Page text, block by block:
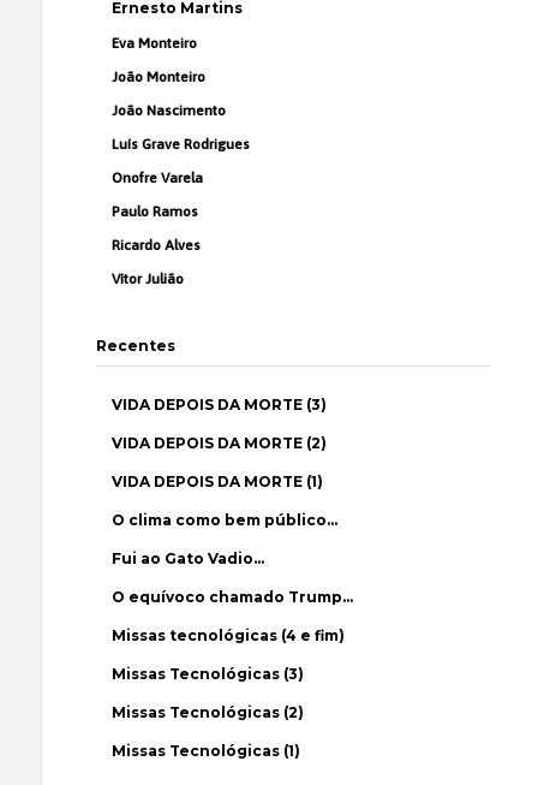
Ernesto Martins
Eva Monteiro
João Monteiro
João Nascimento
Luís Grave Rodrigues
Onofre Varela
Paulo Ramos
Ricardo Alves
Vítor Julião
Recentes
VIDA DEPOIS DA MORTE (3)
VIDA DEPOIS DA MORTE (2)
VIDA DEPOIS DA MORTE (1)
O clima como bem público…
Fui ao Gato Vadio…
O equívoco chamado Trump…
Missas tecnológicas (4 e fim)
Missas Tecnológicas (3)
Missas Tecnológicas (2)
Missas Tecnológicas (1)